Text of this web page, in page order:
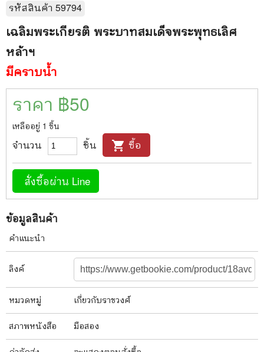
รหัสสินค้า 59794
เฉลิมพระเกียรติ พระบาทสมเด็จพระพุทธเลิศ
หล้าฯ
มีคราบน้ำ
ราคา ฿50
เหลืออยู่ 1 ชิ้น
จำนวน ชิ้น shopping_cart ซื้อ
สั่งซื้อผ่าน Line
ข้อมูลสินค้า
คำแนะนำ
ลิงค์
หมวดหมู่ เกี่ยวกับราชวงศ์
สภาพหนังสือ มือสอง